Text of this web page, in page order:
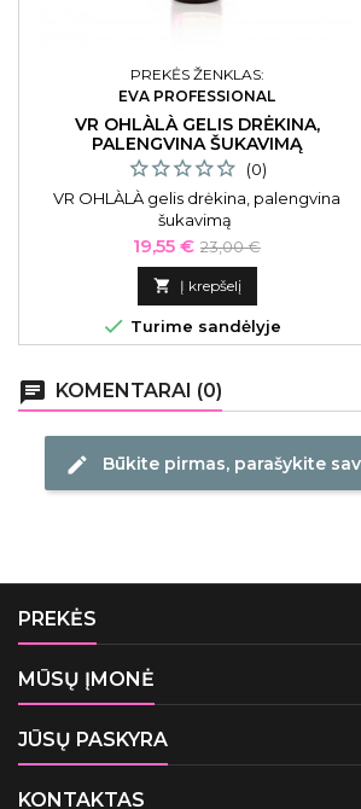
PREKĖS ŽENKLAS:
EVA PROFESSIONAL
VR OHLÀLÀ GELIS DRĖKINA,
PALENGVINA ŠUKAVIMĄ
(0)
VR OHLÀLÀ gelis drėkina, palengvina
šukavimą
Kaina
19,55 € Bazinė
kaina
23,00 €
 Į krepšelį
 Turime sandėlyje
chat KOMENTARAI (0)
edit Būkite pirmas, parašykite
PREKĖS
MŪSŲ ĮMONĖ
JŪSŲ PASKYRA
KONTAKTAS